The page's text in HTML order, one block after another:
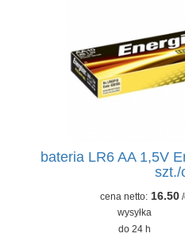
bateria LR6 AA 1,5V
szt./
cena netto: 16.50/
wysyłka
do 24 h